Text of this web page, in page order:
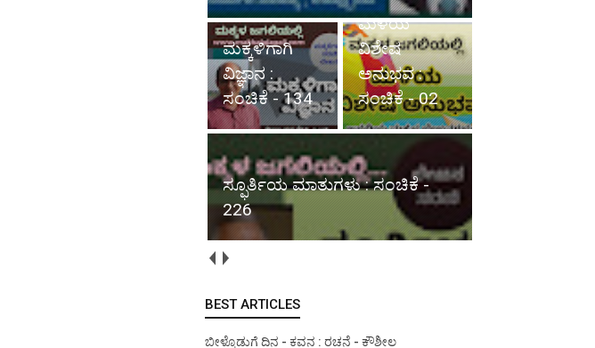
ಮಕ್ಕಳಿಗಾಗಿ
ವಿಜ್ಞಾನ :
ಸಂಚಿಕೆ - 134
ಮಳೆಯ
ವಿಶೇಷ
ಅನುಭವ :
ಸಂಚಿಕೆ - 02
ಸ್ಫೂರ್ತಿಯ ಮಾತುಗಳು : ಸಂಚಿಕೆ -
226
BEST ARTICLES
ಬೀಳ್ಕೊಡುಗೆ ದಿನ - ಕವನ : ರಚನೆ - ಕೌಶೀಲ